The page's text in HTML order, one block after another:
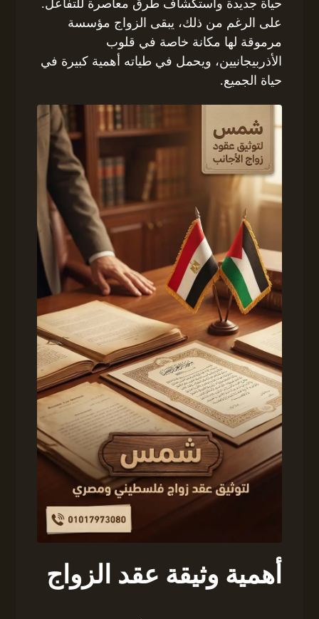
حياة جديدة واستكشاف طرق معاصرة للتفاعل.
على الرغم من ذلك، يبقى الزواج مؤسسة
مرموقة لها مكانة خاصة في قلوب
الأذربيجانيين، ويحمل في طياته أهمية كبيرة في
حياة الجميع.
أهمية وثيقة عقد الزواج